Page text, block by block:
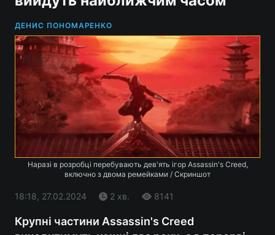
ДЕНИС ПОНОМАРЕНКО
Наразі в розробці перебувають дев'ять ігор Assassin's Creed,
включно з двома ремейками / Скриншот
18:18, 27.02.2024 2 хв. 8141
Крупні частини Assassin's Creed